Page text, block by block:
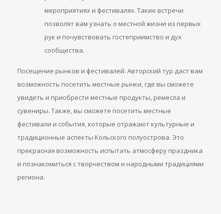
мероприятиях и фестивалях. Такие встречи
позволят вам узнать о местной жизни из первых
рук и почувствовать гостеприимство и дух
сообщества.
Посещение рынков и фестивалей: Авторский тур даст вам
возможность посетить местные рынки, где вы сможете
увидеть и приобрести местные продукты, ремесла и
сувениры. Также, вы сможете посетить местные
фестивали и события, которые отражают культурные и
традиционные аспекты Кольского полуострова. Это
прекрасная возможность испытать атмосферу праздника
и познакомиться с творчеством и народными традициями
региона.